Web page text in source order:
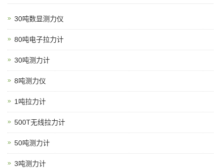
30吨数显测力仪
80吨电子拉力计
30吨测力计
8吨测力仪
1吨拉力计
500T无线拉力计
50吨测力计
3吨测力计